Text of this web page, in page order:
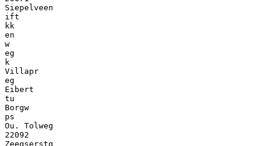
Siepelveen
ift
kk
en
w
eg
k
Villapr
eg
Eibert
tu
Borgw
ps
Ou. Tolweg
22092
Zeegserstg